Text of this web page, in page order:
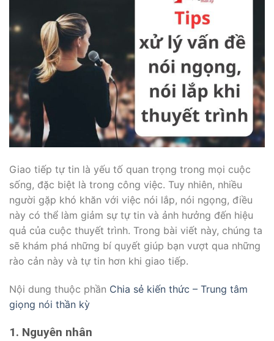
Giao tiếp tự tin là yếu tố quan trọng trong mọi cuộc
sống, đặc biệt là trong công việc. Tuy nhiên, nhiều
người gặp khó khăn với việc nói lắp, nói ngọng, điều
này có thể làm giảm sự tự tin và ảnh hưởng đến hiệu
quả của cuộc thuyết trình. Trong bài viết này, chúng ta
sẽ khám phá những bí quyết giúp bạn vượt qua những
rào cản này và tự tin hơn khi giao tiếp.
Nội dung thuộc phần Chia sẻ kiến thức – Trung tâm
giọng nói thần kỳ
1. Nguyên nhân